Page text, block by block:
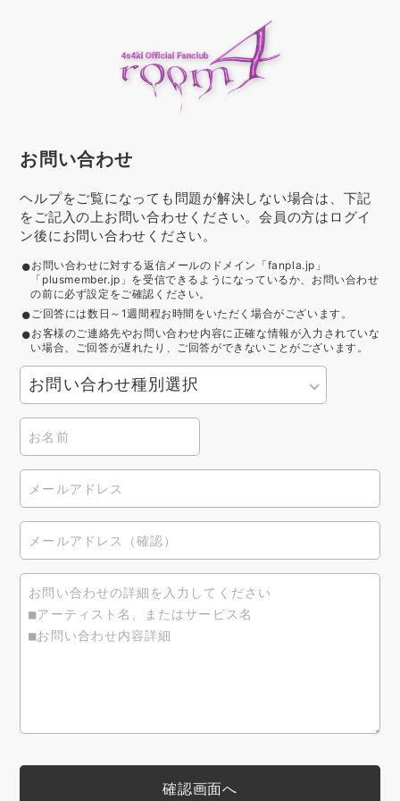
お問い合わせ
ヘルプをご覧になっても問題が解決しない場合は、下記
をご記入の上お問い合わせください。会員の方はログイ
ン後にお問い合わせください。
お問い合わせに対する返信メールのドメイン「fanpla.jp」
「plusmember.jp」を受信できるようになっているか、お問い合わせ
の前に必ず設定をご確認ください。
ご回答には数日～1週間程お時間をいただく場合がございます。
お客様のご連絡先やお問い合わせ内容に正確な情報が入力されていな
い場合、ご回答が遅れたり、ご回答ができないことがございます。